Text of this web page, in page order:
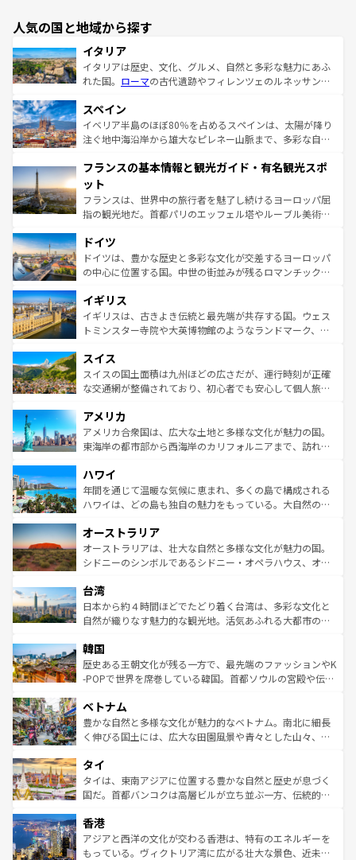
人気の国と地域から探す
イタリア
イタリアは歴史、文化、グルメ、自然と多彩な魅力にあふ
れた国。 ローマの古代遺跡やフィレンツェのルネッサンス
ろん、トスカーナの美しい田園風景やアマルフィ海岸の絶
景など、自然景観も見逃せない。観光の合間には、本場の
ピザやパスタなど、絶品のイタリア料理を堪能することも
ませてくれるイタリアで、忘れられない旅をしてみよう！
なお、新着のイタリア情報は
しい。
スペイン
イベリア半島のほぼ80％を占めるスペインは、太陽が降り
注ぐ地中海沿岸から雄大なピレネー山脈まで、多彩な自然
文化が根付くこの国では、情熱的なフラメンコ、熱気あふ
れる闘牛、そして美味しいタパスが生活の一部となってい
る。首都マドリードの洗練された雰囲気や、バルセロナの
アートに溢れた街角から、地方では古代ローマ遺跡や中世
せる。地方によって風土や気候が異なるスペインはその個
性で訪れる人を魅了する。 なお、新着のスペイン情報は コ
ンテンツ一覧を参照してほしい。
フランスの基本情報と観光ガイド・有名観光スポ
ット
フランスは、世界中の旅行者を魅了し続けるヨーロッパ屈
指の観光地だ。首都パリのエッフェル塔やルーブル美術館
で、幅広い魅力が詰まっている。華麗な宮殿、歴史的な大
聖堂、美しいビーチ、そして豊かな自然が、訪れる者を心
から魅了する。また、フランスは美食の国としても知ら
いる。シャンパンの発祥地であるランス、プロヴァンスの
香り高いラベンダー畑など、多彩な楽しみ方が可能だ。さ
らに、パリ以外の地域にも魅力が溢れており、どの街角に
れる地方に足を運ぶとそれぞれで全く異なる文化を体験で
きるだろう。 なお、新着のフランス情報はコンテンツ一覧
を参照してほしい。
ドイツ
ドイツは、豊かな歴史と多彩な文化が交差するヨーロッパ
の中心に位置する国。中世の街並みが残るロマンチック街
顔を持つこの国は、どこを歩いても飽きることがない。ベ
ルリンの文化的活気、バイエルン州のアルプスの絶景、そ
してライン川沿いのワイン畑といった風景は必見。ビール
は、お酒好きな人にはぜひ体験してほしい。 なお、新着の
ドイツ情報はコンテンツ一覧を参照してほしい。
イギリス
イギリスは、古きよき伝統と最先端が共存する国。ウェス
トミンスター寺院や大英博物館のようなランドマーク、歴
リアごとに異なる魅力がある。また、優雅なアフタヌーン
ティー、ビール好きにはたまらない英国パブ、サッカー観
戦など、本場だからこそできる体験も豊富。イギリスを旅
ンツ一覧を参照してほしい。
スイス
スイスの国土面積は九州ほどの広さだが、運行時刻が正確
な交通網が整備されており、初心者でも安心して個人旅行
の建物がそのまま残る町や、スイスならではのユニークな
博物館もあり、アルプス観光だけでなく町歩きも満喫する
ことができる。国民の所得が高いため物価も高いが、旅行
ば市内交通費無料で観光を楽しむこともできる。 なお、新
着のスイス情報はコンテンツ一覧 を参照してほしい。
アメリカ
アメリカ合衆国は、広大な土地と多様な文化が魅力の国。
東海岸の都市部から西海岸のカリフォルニアまで、訪れる
のような巨大都市は、観光、ショッピング、エンターテイ
ンメントが詰まった刺激的なスポットだ。一方、アメリカ
西部には大自然が広がり、グランドキャニオンやイエロー
部のニューオーリンズでは、音楽と美食が融合した独特の
文化が魅力。旅行者はアメリカの各地域で異なる魅力を楽
しみながら、その多様性と豊かな歴史を感じることができ
ならではの贅沢な旅のスタイルだ。 なお、新着のアメリカ
情報はコンテンツ一覧を参照してほしい。
ハワイ
年間を通じて温暖な気候に恵まれ、多くの島で構成される
ハワイは、どの島も独自の魅力をもっている。大自然の神
ワイ島は見逃せない。また、定番の観光地といえばオアフ
島だが、静かな自然を求めるならマウイ島やカウアイ島が
おすすめ。エメラルドグリーンに輝く海をはじめ、豊かな
れるおもてなしの心で訪れる人々を迎えてくれるハワイの
人々、おいしいローカルフードやハワイアンミュージッ
ク、伝統的なフラダンスなど、すべてがハワイの魅力を彩
ワイを、存分に味わってほしい。 なお、新着のハワイ情報
はコンテンツ一覧を参照してほしい。
オーストラリア
オーストラリアは、壮大な自然と多様な文化が魅力の国。
シドニーのシンボルであるシドニー・オペラハウス、オー
リアリーフや大陸中央部にそびえるウルル（エアーズロッ
ク）、タスマニアの美しい原生林やケアンズの熱帯雨林な
ど、見どころがたくさん。また、カフェやワイン、オージ
いる。アクティビティも充実しており、サーフィンやダイ
ビング、ハイキングなど、アウトドア好きにはたまらな
い。オーストラリアの多彩な魅力を存分に味わいつくそ
参照してほしい。
台湾
日本から約４時間ほどでたどり着く台湾は、多彩な文化と
自然が織りなす魅力的な観光地。活気あふれる大都市の台
ン）、静ひつな山岳地帯である台湾東部など、都市の喧騒
と山間の静けさが共存しており、訪れる人に新しい発見と
驚きをもたらしてくれる。また、奥深い台湾の食文化も魅
容にもいいと評判のスイーツなど、バラエティ豊かな料理
が味わえる。 なお、新着の台湾情報は コンテンツ一覧を参
照してほしい。
韓国
歴史ある王朝文化が残る一方で、最先端のファッションやK
-POPで世界を席巻している韓国。首都ソウルの宮殿や伝統
き、地方に足を延ばせば四季折々の自然美を楽しむことが
できる。そして、キムチや焼肉、絶品のストリートフード
まで、さまざまな韓国料理が待っている。夜には、韓国な
リティに包まれながら、韓国の多彩な魅力を心ゆくまで味
わってみてほしい。 なお、新着の韓国情報はコンテンツ一
覧を参照してほしい。
ベトナム
豊かな自然と多様な文化が魅力的なベトナム。南北に細長
く伸びる国土には、広大な田園風景や青々とした山々、世
急速な発展と共に伝統が息づく。ハノイの古い町並みやホ
ーチミン市のフランス統治時代の建物も、独特の雰囲気を
醸し出している。また、バラエティの豊かさとおいしさで
とつ。フォーやバインミー、ベトナムコーヒーなどは、ぜ
ひ現地で味わいたい。どの地域を訪れてもあたたかい人々
が旅行者を迎えてくれるので、きっと忘れられない旅にな
タイ
タイは、東南アジアに位置する豊かな自然と歴史が息づく
国だ。首都バンコクは高層ビルが立ち並ぶ一方、伝統的な
の活気が交差している。北部ではチェンマイなどの山岳地
帯で自然と触れ合い、南部ではプーケットやクラビの美し
いビーチでリゾート気分を楽しむことができる。タイ料理
香港
アジアと西洋の文化が交わる香港は、特有のエネルギーを
もっている。ヴィクトリア湾に広がる壮大な景色、近未来